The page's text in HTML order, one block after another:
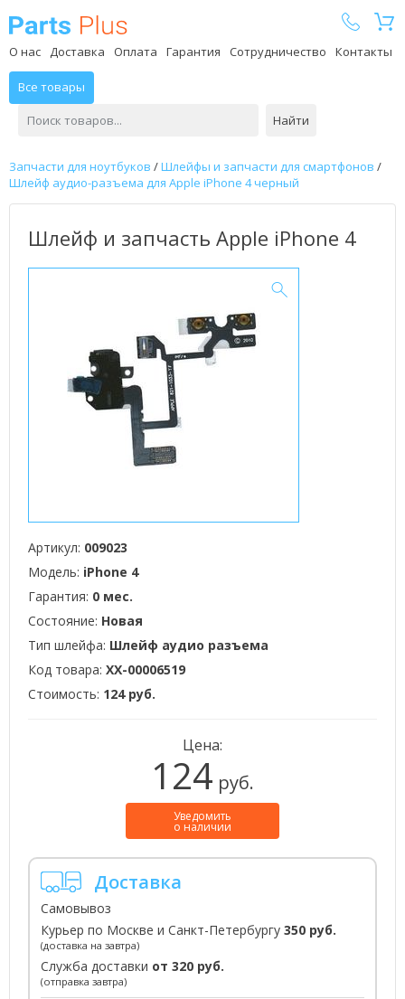
О нас Доставка Оплата Гарантия Сотрудничество Контакты
Все товары
Найти
Запчасти для ноутбуков /Шлейфы и запчасти для смартфонов /
Шлейф аудио-разъема для Apple iPhone 4 черный
Шлейф и запчасть Apple iPhone 4
Артикул: 009023
Модель: iPhone 4
Гарантия: 0 мес.
Состояние: Новая
Тип шлейфа: Шлейф аудио разъема
Код товара: XX-00006519
Стоимость: 124 руб.
Цена:
124 руб.
Уведомить
о наличии
Доставка
Самовывоз
Курьер по Москве и Санкт-Петербургу 350 руб.
(доставка на завтра)
Служба доставки от 320 руб.
(отправка завтра)